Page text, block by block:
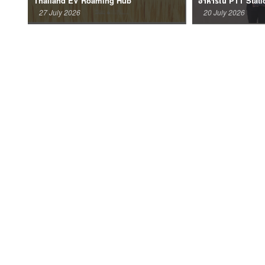
27 July 2026 20 July 2026